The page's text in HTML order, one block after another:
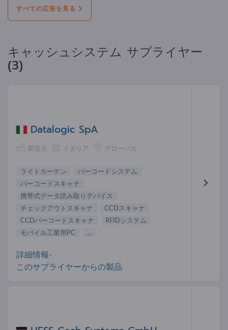
すべての広告を見る
キャッシュシステム サプライヤー
(3)
Datalogic SpA
製造元 イタリア グローバル
ライトカーテン
バーコードシステム
バーコードスキャナ
携帯式データ読み取りデバイス
チェックアウトスキャナ
CCDスキャナ
CCDバーコードスキャナ
RFIDシステム
モバイル工業用PC
...
詳細情報-
このサプライヤーからの製品